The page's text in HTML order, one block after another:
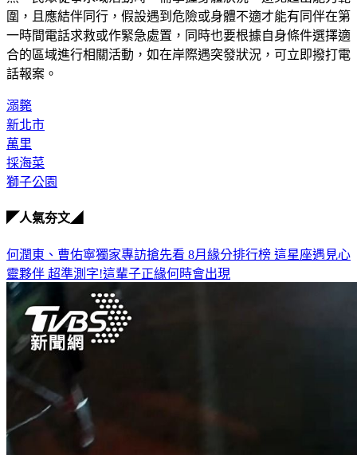
圍，且應結伴同行，假設遇到危險或身體不適才能有同伴在第
一時間電話求救或作緊急處置，同時也要根據自身條件選擇適
合的區域進行相關活動，如在岸際遇突發狀況，可立即撥打電
話報案。
溺斃
新北市
萬里
採海菜
獅子公園
◤人氣夯文◢
何潤東、曹佑寧獨家專訪搶先看 8月緣分排行榜 這星座遇見心
靈夥伴 超準測字!這輩子正緣何時會出現